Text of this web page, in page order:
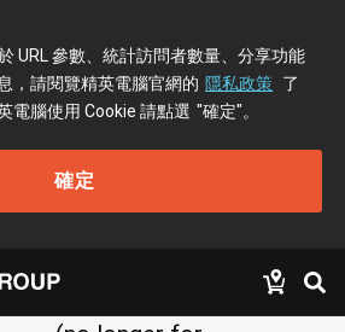
URL 參數、統計訪問者數量、分享功能
，請閱覽精英電腦官網的 隱私政策 了
電腦使用 Cookie 請點選 "確定"。
確定